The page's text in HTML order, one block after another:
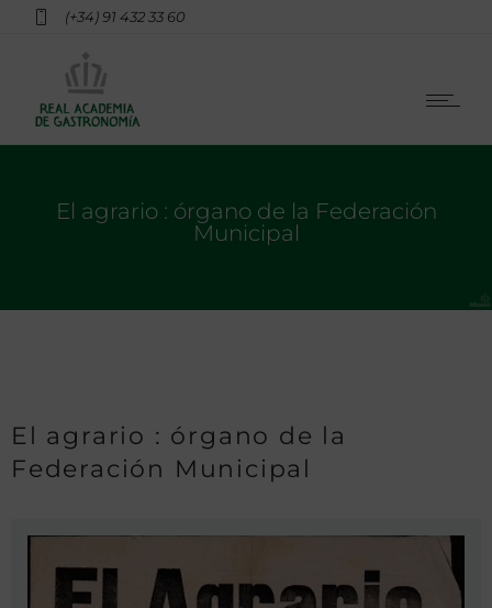
(+34) 91 432 33 60
El agrario : órgano de la Federación
Municipal
El agrario : órgano de la
Federación Municipal